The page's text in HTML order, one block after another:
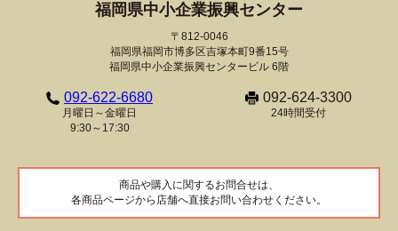
福岡県中小企業振興センター
〒812-0046
福岡県福岡市博多区吉塚本町9番15号
福岡県中小企業振興センタービル 6階
092-622-6680
月曜日～金曜日
9:30～17:30
092-624-3300
24時間受付
商品や購入に関するお問合せは、
各商品ページから店舗へ直接お問い合わせください。